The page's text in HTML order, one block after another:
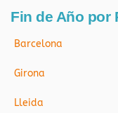
Fin de Año por
Barcelona
Girona
Lleida